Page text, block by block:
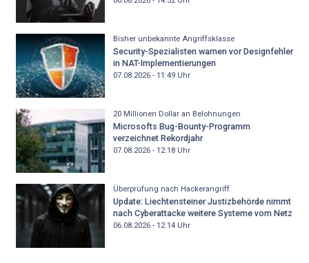
Bisher unbekannte Angriffsklasse
Security-Spezialisten warnen vor Designfehler
in NAT-Implementierungen
07.08.2026 - 11:49Uhr
20 Millionen Dollar an Belohnungen
Microsofts Bug-Bounty-Programm
verzeichnet Rekordjahr
07.08.2026 - 12:18Uhr
Überprüfung nach Hackerangriff
Update: Liechtensteiner Justizbehörde nimmt
nach Cyberattacke weitere Systeme vom Netz
06.08.2026 - 12:14Uhr